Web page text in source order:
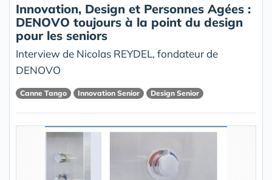
Innovation, Design et Personnes Agées :
DENOVO toujours à la point du design
pour les seniors
Interview de Nicolas REYDEL, fondateur de
DENOVO
Canne Tango Innovation Senior Design Senior